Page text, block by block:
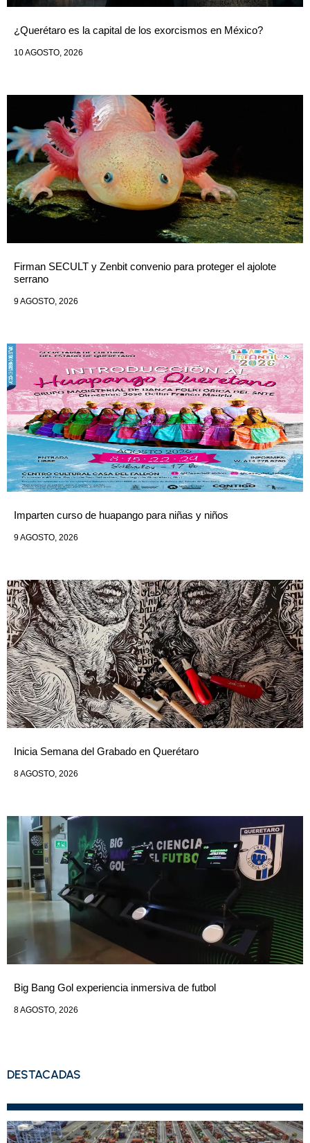
¿Querétaro es la capital de los exorcismos en México?
10 AGOSTO, 2026
Firman SECULT y Zenbit convenio para proteger el ajolote
serrano
9 AGOSTO, 2026
Imparten curso de huapango para niñas y niños
9 AGOSTO, 2026
Inicia Semana del Grabado en Querétaro
8 AGOSTO, 2026
Big Bang Gol experiencia inmersiva de futbol
8 AGOSTO, 2026
DESTACADAS